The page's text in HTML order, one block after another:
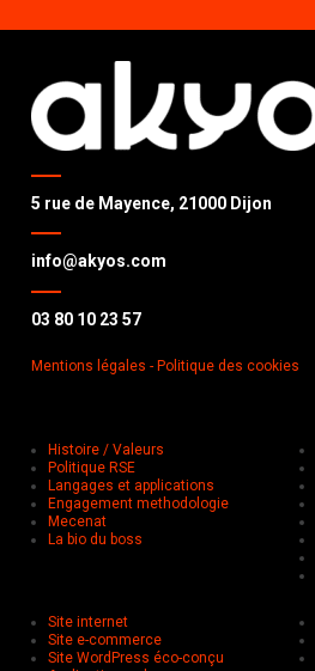
5 rue de Mayence, 21000 Dijon
info@akyos.com
03 80 10 23 57
Mentions légales - Politique des cookies
Histoire / Valeurs
Politique RSE
Langages et applications
Engagement methodologie
Mecenat
La bio du boss
Site internet
Site e-commerce
Site WordPress éco-conçu